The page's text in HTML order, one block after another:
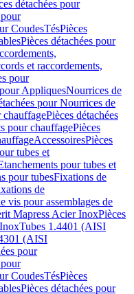
détachées pour
CoudesTésPièces
Pièces détachées pour
et raccordements,
pour
AppliquesNourrices de
pour Nourrices de
chauffagePièces détachées
pour chauffagePièces
AccessoiresPièces
tubes et
pour tubes et
pour tubesFixations de
de
vis pour assemblages de
Mapress Acier InoxPièces
Tubes 1.4401 (AISI
(AISI
pour
CoudesTésPièces
Pièces détachées pour